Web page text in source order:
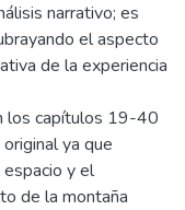
narrativo; es
el aspecto
de la experiencia
los capítulos 19-40
ya que
y el
de la montaña